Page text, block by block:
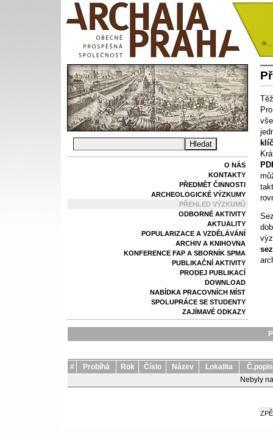
O NÁS
KONTAKTY
PŘEDMĚT ČINNOSTI
ARCHEOLOGICKÉ VÝZKUMY
PŘEHLED VÝZKUMŮ
ODBORNÉ AKTIVITY
AKTUALITY
POPULARIZACE A VZDĚLÁVÁNÍ
ARCHIV A KNIHOVNA
KONFERENCE FAP A SBORNÍK SPMA
PUBLIKAČNÍ AKTIVITY
PRODEJ PUBLIKACÍ
DOWNLOAD
NABÍDKA PRACOVNÍCH MÍST
SPOLUPRÁCE SE STUDENTY
ZAJÍMAVÉ ODKAZY
# Probíhá Rok Číslo Název Lokalita
Nebyly